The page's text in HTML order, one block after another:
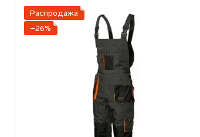
Распродажа
−26%